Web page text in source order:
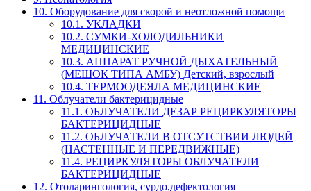
10. Оборудование для скорой и неотложной помощи
10.1. УКЛАДКИ
10.2. СУМКИ-ХОЛОДИЛЬНИКИ
МЕДИЦИНСКИЕ
10.3. АППАРАТ РУЧНОЙ ДЫХАТЕЛЬНЫЙ
(МЕШОК ТИПА АМБУ) Детский, взрослый
10.4. ТЕРМООДЕЯЛА МЕДИЦИНСКИЕ
11. Облучатели бактерицидные
11.1. ОБЛУЧАТЕЛИ ДЕЗАР РЕЦИРКУЛЯТОРЫ
БАКТЕРИЦИДНЫЕ
11.2. ОБЛУЧАТЕЛИ В ОТСУТСТВИИ ЛЮДЕЙ
(НАСТЕННЫЕ И ПЕРЕДВИЖНЫЕ)
11.4. РЕЦИРКУЛЯТОРЫ ОБЛУЧАТЕЛИ
БАКТЕРИЦИДНЫЕ
12. Отоларингология, сурдо,дефектология